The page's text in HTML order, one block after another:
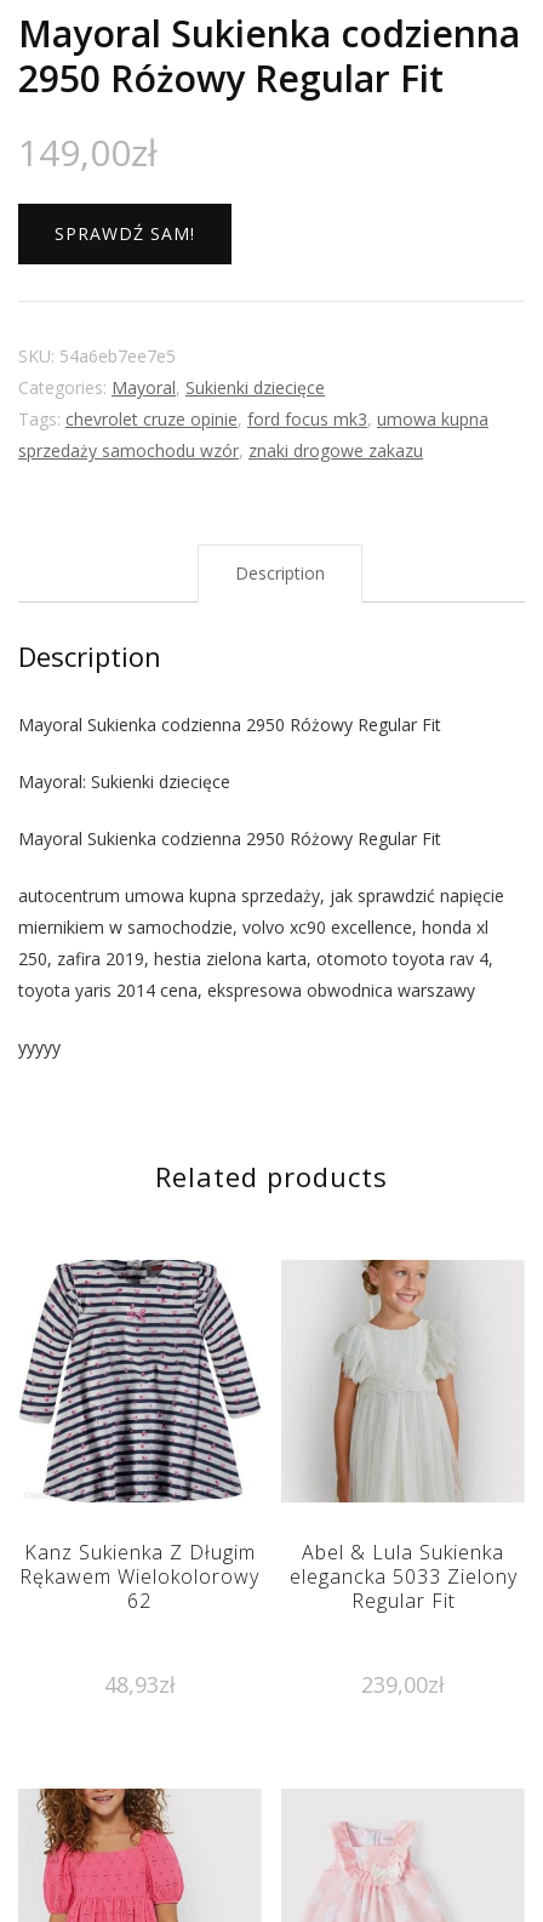
Mayoral Sukienka codzienna
2950 Różowy Regular Fit
149,00zł
SPRAWDŹ SAM!
SKU: 54a6eb7ee7e5
Categories: Mayoral, Sukienki dziecięce
Tags: chevrolet cruze opinie, ford focus mk3, umowa kupna
sprzedaży samochodu wzór, znaki drogowe zakazu
Description
Description
Mayoral Sukienka codzienna 2950 Różowy Regular Fit
Mayoral: Sukienki dziecięce
Mayoral Sukienka codzienna 2950 Różowy Regular Fit
autocentrum umowa kupna sprzedaży, jak sprawdzić napięcie
miernikiem w samochodzie, volvo xc90 excellence, honda xl
250, zafira 2019, hestia zielona karta, otomoto toyota rav 4,
toyota yaris 2014 cena, ekspresowa obwodnica warszawy
yyyyy
Related products
Kanz Sukienka Z Długim
Rękawem Wielokolorowy
62
48,93zł
Abel & Lula Sukienka
elegancka 5033 Zielony
Regular Fit
239,00zł